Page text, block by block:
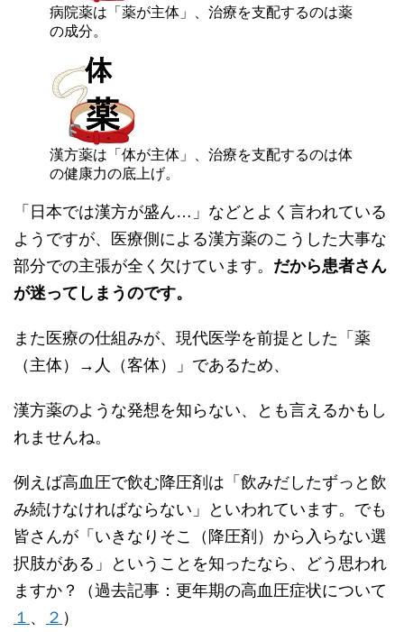
病院薬は「薬が主体」、治療を支配するのは薬
の成分。
漢方薬は「体が主体」、治療を支配するのは体
の健康力の底上げ。
「日本では漢方が盛ん…」などとよく言われている
ようですが、医療側による漢方薬のこうした大事な
部分での主張が全く欠けています。 だから患者さん
が迷ってしまうのです。
また医療の仕組みが、現代医学を前提とした「薬
（主体）→人（客体）」であるため、
漢方薬のような発想を知らない、とも言えるかもし
れませんね。
例えば高血圧で飲む降圧剤は「飲みだしたずっと飲
み続けなければならない」といわれています。でも
皆さんが「いきなりそこ（降圧剤）から入らない選
択肢がある」ということを知ったなら、どう思われ
ますか？（過去記事：更年期の高血圧症状について
１ 、 ２ ）